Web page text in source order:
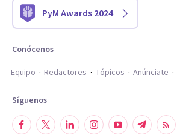
PyM Awards 2024
Conócenos
Equipo
Redactores Tópicos Anúnciate
Síguenos